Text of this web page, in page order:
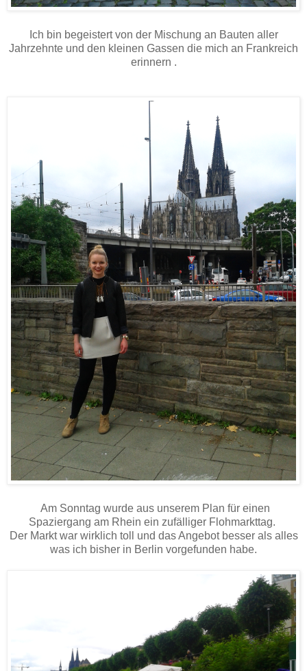
Ich bin begeistert von der Mischung an Bauten aller
Jahrzehnte und den kleinen Gassen die mich an Frankreich
erinnern .
Am Sonntag wurde aus unserem Plan für einen
Spaziergang am Rhein ein zufälliger Flohmarkttag.
Der Markt war wirklich toll und das Angebot besser als alles
was ich bisher in Berlin vorgefunden habe.